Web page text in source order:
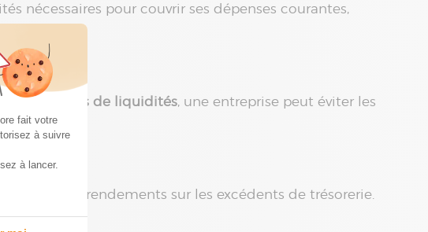
nécessaires pour couvrir ses dépenses courantes,
les besoins de liquidités, une entreprise peut éviter les
les rendements sur les excédents de trésorerie.